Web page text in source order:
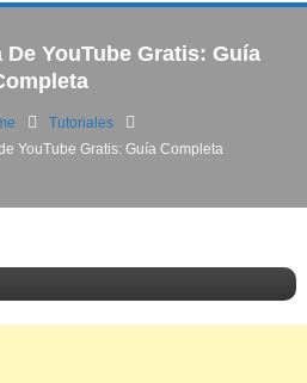
YouTube Gratis: Guía
Tutoriales
YouTube Gratis: Guía Completa